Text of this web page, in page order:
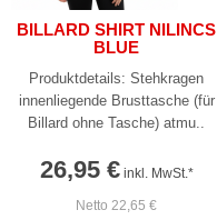
BILLARD SHIRT NILINCS
BLUE
Produktdetails: Stehkragen
innenliegende Brusttasche (für
Billard ohne Tasche) atmu..
26,95 €inkl. MwSt.*
Netto 22,65 €